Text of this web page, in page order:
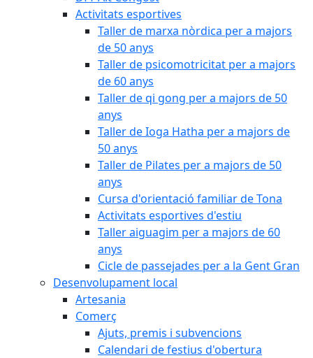
Activitats esportives
Taller de marxa nòrdica per a majors
de 50 anys
Taller de psicomotricitat per a majors
de 60 anys
Taller de qi gong per a majors de 50
anys
Taller de Ioga Hatha per a majors de
50 anys
Taller de Pilates per a majors de 50
anys
Cursa d'orientació familiar de Tona
Activitats esportives d'estiu
Taller aiguagim per a majors de 60
anys
Cicle de passejades per a la Gent Gran
Desenvolupament local
Artesania
Comerç
Ajuts, premis i subvencions
Calendari de festius d'obertura